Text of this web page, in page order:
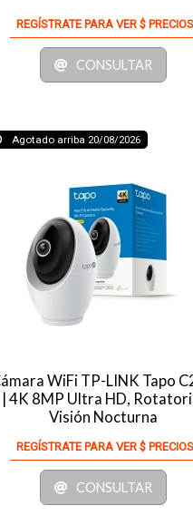
REGÍSTRATE PARA VER $ PRECIOS
CONSULTAR
Agotado arriba 20/08/2026
WiFi TP-LINK Tapo
| 4K 8MP Ultra HD,
Visión Nocturna
REGÍSTRATE PARA VER $ PRECIOS
CONSULTAR